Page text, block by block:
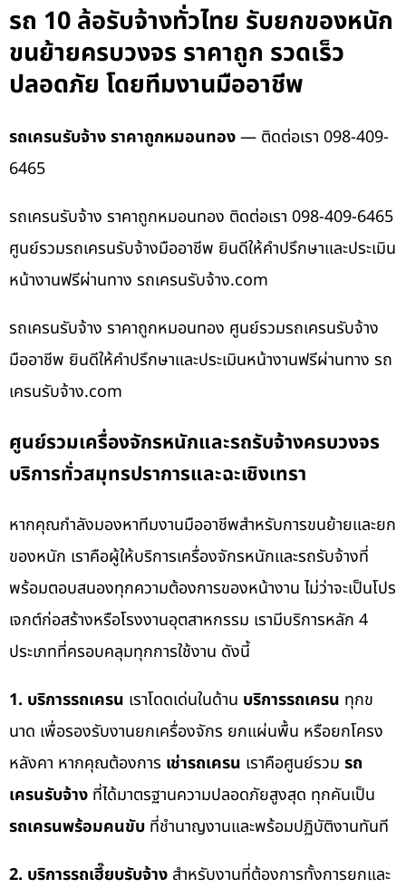
รถ 10 ล้อรับจ้างทั่วไทย รับยกของหนัก
ขนย้ายครบวงจร ราคาถูก รวดเร็ว
ปลอดภัย โดยทีมงานมืออาชีพ
รถเครนรับจ้าง ราคาถูกหมอนทอง— ติดต่อเรา 098-409-
6465
รถเครนรับจ้าง ราคาถูกหมอนทอง ติดต่อเรา 098-409-6465
ศูนย์รวมรถเครนรับจ้างมืออาชีพ ยินดีให้คำปรึกษาและประเมิน
หน้างานฟรีผ่านทาง รถเครนรับจ้าง.com
รถเครนรับจ้าง ราคาถูกหมอนทอง ศูนย์รวมรถเครนรับจ้าง
มืออาชีพ ยินดีให้คำปรึกษาและประเมินหน้างานฟรีผ่านทาง รถ
เครนรับจ้าง.com
ศูนย์รวมเครื่องจักรหนักและรถรับจ้างครบวงจร
บริการทั่วสมุทรปราการและฉะเชิงเทรา
หากคุณกำลังมองหาทีมงานมืออาชีพสำหรับการขนย้ายและยก
ของหนัก เราคือผู้ให้บริการเครื่องจักรหนักและรถรับจ้างที่
พร้อมตอบสนองทุกความต้องการของหน้างาน ไม่ว่าจะเป็นโปร
เจกต์ก่อสร้างหรือโรงงานอุตสาหกรรม เรามีบริการหลัก 4
ประเภทที่ครอบคลุมทุกการใช้งาน ดังนี้
1. บริการรถเครน เราโดดเด่นในด้าน บริการรถเครน ทุกข
นาด เพื่อรองรับงานยกเครื่องจักร ยกแผ่นพื้น หรือยกโครง
หลังคา หากคุณต้องการ เช่ารถเครน เราคือศูนย์รวม รถ
เครนรับจ้าง ที่ได้มาตรฐานความปลอดภัยสูงสุด ทุกคันเป็น
รถเครนพร้อมคนขับ ที่ชำนาญงานและพร้อมปฏิบัติงานทันที
2. บริการรถเฮี๊ยบรับจ้าง สำหรับงานที่ต้องการทั้งการยกและ